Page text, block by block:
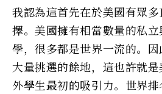
我認為這首先在於美國有眾
擇。美國擁有相當數量的私
學，很多都是世界一流的。
大量挑選的餘地，這也許就
外學生最初的吸引力。世界